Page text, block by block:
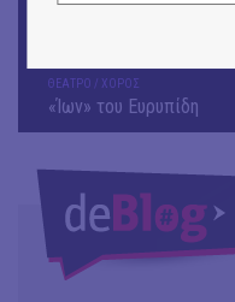
ΜΟΥΣΙΚΗ
ΘΕΑΤΡΟ / ΧΟΡΟΣ
«Ίων» του Ευρυπίδη